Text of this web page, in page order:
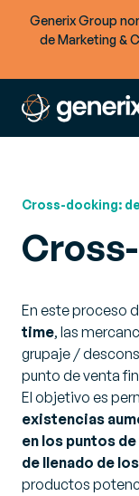
Generix Group
de Marketing &
Cross-docking:
En este proceso
time, las
grupaje /
punto de venta
El objetivo es
existencias
en los puntos
de llenado de
productos